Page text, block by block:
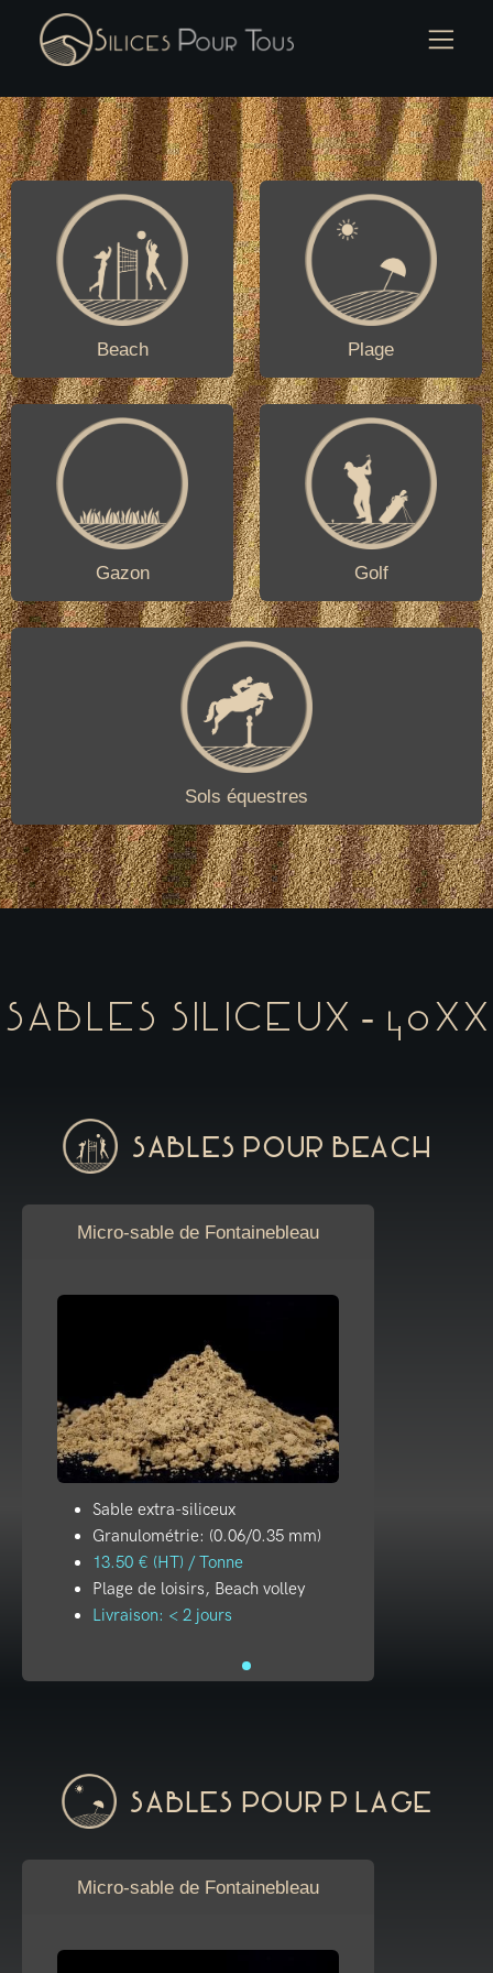
Beach Plage
Gazon Golf
Sols équestres
Sables siliceux - 40XX
Sables pour Beach
Micro-sable de Fontainebleau
Sable extra-siliceux
Granulométrie: (0.06/0.35 mm)
13.50 € (HT) / Tonne
Plage de loisirs, Beach volley
Livraison: < 2 jours
Sables pour plage
Micro-sable de Fontainebleau